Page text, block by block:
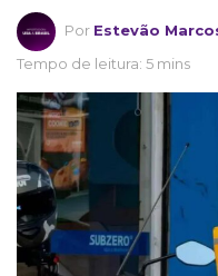
Por Estevão
Tempo de leitura: 5 mins